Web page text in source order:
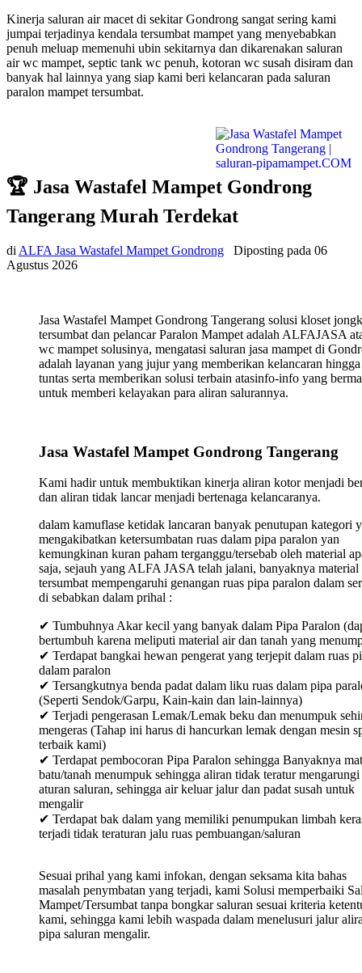
Kinerja saluran air macet di sekitar Gondrong sangat sering kami
jumpai terjadinya kendala tersumbat mampet yang menyebabkan
penuh meluap memenuhi ubin sekitarnya dan dikarenakan saluran
air wc mampet, septic tank wc penuh, kotoran wc susah disiram dan
banyak hal lainnya yang siap kami beri kelancaran pada saluran
paralon mampet tersumbat.
🏆 Jasa Wastafel Mampet Gondrong
Tangerang Murah Terdekat
di ALFA Jasa Wastafel Mampet Gondrong Diposting pada 06
Agustus 2026
Jasa Wastafel Mampet Gondrong Tangerang solusi kloset
tersumbat dan pelancar Paralon Mampet adalah ALFAJASA
wc mampet solusinya, mengatasi saluran jasa mampet di
adalah layanan yang jujur yang memberikan kelancaran hingga
tuntas serta memberikan solusi terbain atasinfo-info yang
untuk memberi kelayakan para aliran salurannya.
Jasa Wastafel Mampet Gondrong Tangerang
Kami hadir untuk membuktikan kinerja aliran kotor menjadi
dan aliran tidak lancar menjadi bertenaga kelancaranya.
dalam kamuflase ketidak lancaran banyak penutupan kategori
mengakibatkan ketersumbatan ruas dalam pipa paralon yan
kemungkinan kuran paham terganggu/tersebab oleh material
saja, sejauh yang ALFA JASA telah jalani, banyaknya material
tersumbat mempengaruhi genangan ruas pipa paralon dalam
di sebabkan dalam prihal :
✔ Tumbuhnya Akar kecil yang banyak dalam Pipa Paralon
bertumbuh karena meliputi material air dan tanah yang
✔ Terdapat bangkai hewan pengerat yang terjepit dalam ruas
dalam paralon
✔ Tersangkutnya benda padat dalam liku ruas dalam pipa
(Seperti Sendok/Garpu, Kain-kain dan lain-lainnya)
✔ Terjadi pengerasan Lemak/Lemak beku dan menumpuk
mengeras (Tahap ini harus di hancurkan lemak dengan mesin
terbaik kami)
✔ Terdapat pembocoran Pipa Paralon sehingga Banyaknya
batu/tanah menumpuk sehingga aliran tidak teratur mengarungi
aturan saluran, sehingga air keluar jalur dan padat susah untuk
mengalir
✔ Terdapat bak dalam yang memiliki penumpukan limbah
terjadi tidak teraturan jalu ruas pembuangan/saluran
Sesuai prihal yang kami infokan, dengan seksama kita bahas
masalah penymbatan yang terjadi, kami Solusi memperbaiki
Mampet/Tersumbat tanpa bongkar saluran sesuai kriteria
kami, sehingga kami lebih waspada dalam menelusuri jalur
pipa saluran mengalir.